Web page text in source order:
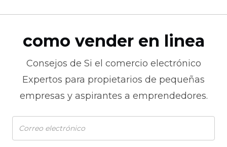
como vender en linea
Consejos de Si el comercio electrónico
Expertos para propietarios de pequeñas
empresas y aspirantes a emprendedores.